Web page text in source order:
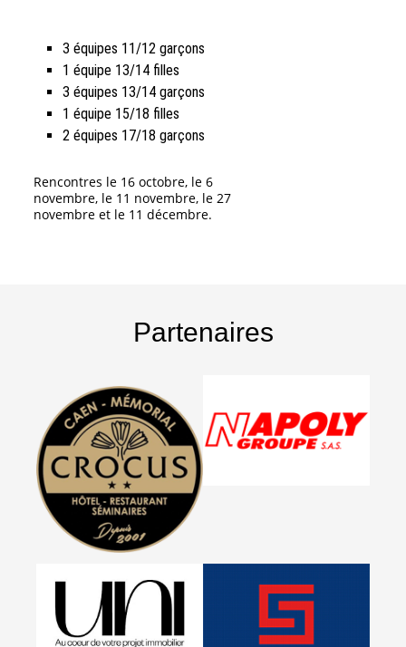
3 équipes 11/12 garçons
1 équipe 13/14 filles
3 équipes 13/14 garçons
1 équipe 15/18 filles
2 équipes 17/18 garçons
Rencontres le 16 octobre, le 6
novembre, le 11 novembre, le 27
novembre et le 11 décembre.
Partenaires